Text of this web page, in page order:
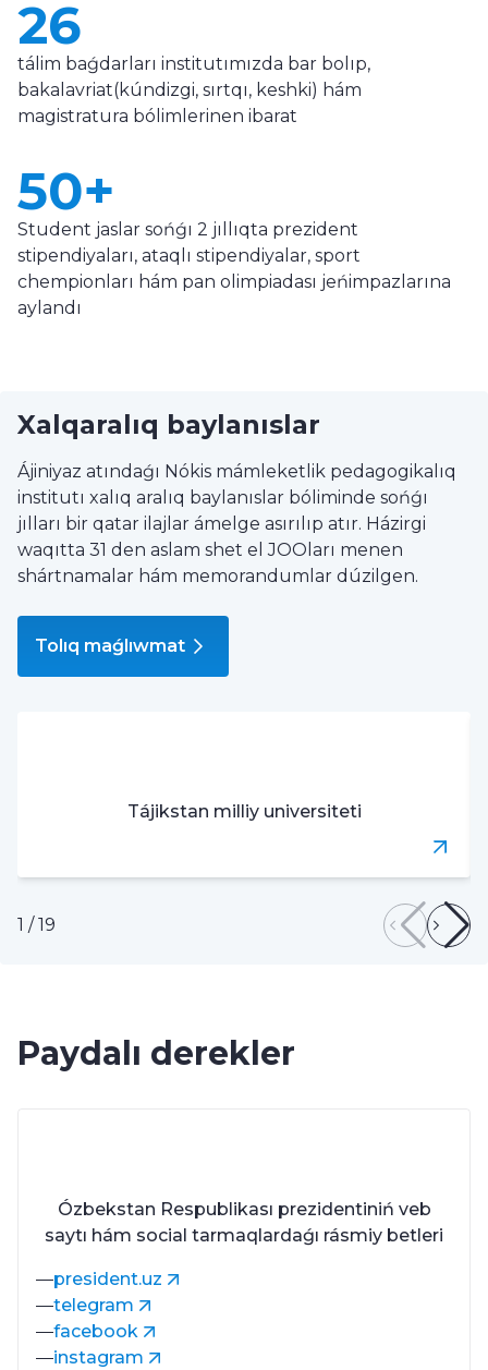
26
tálim baǵdarları institutımızda bar bolıp,
bakalavriat(kúndizgi, sırtqı, keshki) hám
magistratura bólimlerinen ibarat
50+
Student jaslar sońǵı 2 jıllıqta prezident
stipendiyaları, ataqlı stipendiyalar, sport
chempionları hám pan olimpiadası jeńimpazlarına
aylandı
Xalqaralıq baylanıslar
Ájiniyaz atındaǵı Nókis mámleketlik pedagogikalıq
institutı xalıq aralıq baylanıslar bóliminde sońǵı
jılları bir qatar ilajlar ámelge asırılıp atır. Házirgi
waqıtta 31 den aslam shet el JOOları menen
shártnamalar hám memorandumlar dúzilgen.
Tolıq maǵlıwmat
Tájikstan milliy universiteti
1 / 19
Paydalı derekler
Ózbekstan Respublikası prezidentiniń veb
saytı hám social tarmaqlardaǵı rásmiy betleri
president.uz
telegram
facebook
instagram